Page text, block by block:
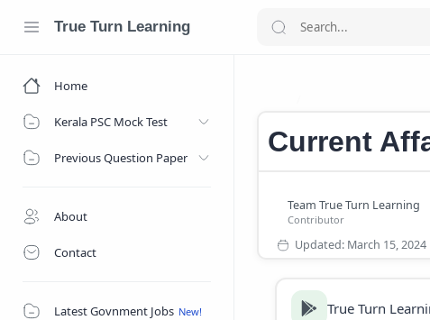
True Turn Learning
Home
Kerala PSC Mock Test
Previous Question Paper
About
Contact
Latest Govnment Jobs
Current
True Turn